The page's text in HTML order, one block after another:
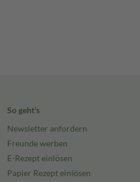
So geht's
Newsletter anfordern
Freunde werben
E-Rezept einlösen
Papier Rezept einlösen